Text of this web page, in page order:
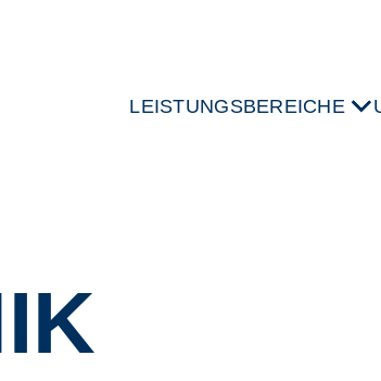
LEISTUNGSBEREICHE